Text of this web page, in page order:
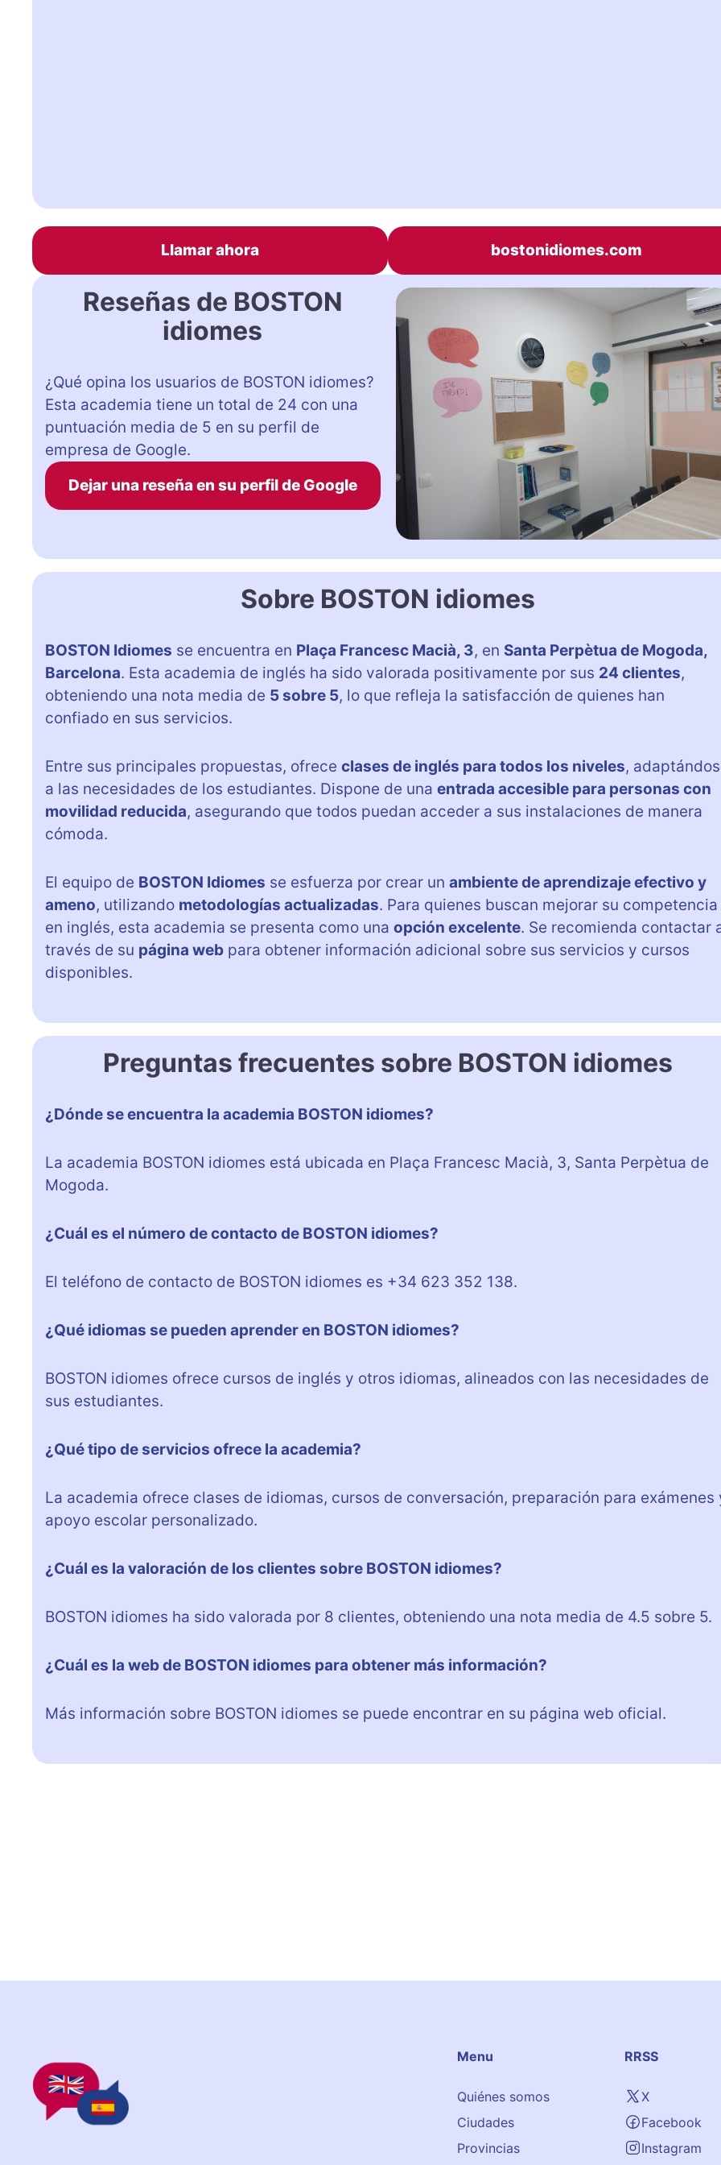
Llamar ahora bostonidiomes.com
Reseñas de BOSTON
idiomes
¿Qué opina los usuarios de BOSTON idiomes?
Esta academia tiene un total de 24 con una
puntuación media de 5 en su perfil de
empresa de Google.
Dejar una reseña en su perfil de Google
Sobre BOSTON idiomes
BOSTON Idiomes se encuentra en Plaça Francesc Macià, 3, en Santa Perpètua de Mogoda,
Barcelona. Esta academia de inglés ha sido valorada positivamente por sus 24 clientes,
obteniendo una nota media de 5 sobre 5, lo que refleja la satisfacción de quienes han
confiado en sus servicios.
Entre sus principales propuestas, ofrece clases de inglés para todos los niveles,
a las necesidades de los estudiantes. Dispone de una entrada accesible para personas con
movilidad reducida, asegurando que todos puedan acceder a sus instalaciones de manera
cómoda.
El equipo de BOSTON Idiomes se esfuerza por crear un ambiente de aprendizaje efectivo y
ameno, utilizando metodologías actualizadas. Para quienes buscan mejorar su competencia
en inglés, esta academia se presenta como una opción excelente. Se recomienda contactar
través de su página web para obtener información adicional sobre sus servicios y cursos
disponibles.
Preguntas frecuentes sobre BOSTON idiomes
¿Dónde se encuentra la academia BOSTON idiomes?
La academia BOSTON idiomes está ubicada en Plaça Francesc Macià, 3, Santa Perpètua de
Mogoda.
¿Cuál es el número de contacto de BOSTON idiomes?
El teléfono de contacto de BOSTON idiomes es +34 623 352 138.
¿Qué idiomas se pueden aprender en BOSTON idiomes?
BOSTON idiomes ofrece cursos de inglés y otros idiomas, alineados con las necesidades de
sus estudiantes.
¿Qué tipo de servicios ofrece la academia?
La academia ofrece clases de idiomas, cursos de conversación, preparación para exámenes
apoyo escolar personalizado.
¿Cuál es la valoración de los clientes sobre BOSTON idiomes?
BOSTON idiomes ha sido valorada por 8 clientes, obteniendo una nota media de 4.5 sobre 5.
¿Cuál es la web de BOSTON idiomes para obtener más información?
Más información sobre BOSTON idiomes se puede encontrar en su página web oficial.
Menu
Quiénes somos
Ciudades
Provincias
RRSS
X
Facebook
Instagram